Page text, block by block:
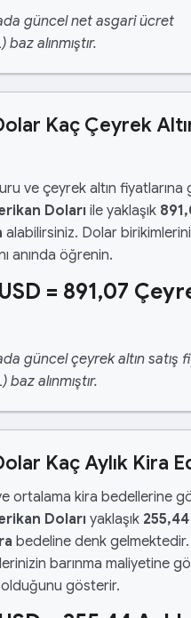
güncel net asgari ücret
baz alınmıştır.
Kaç Çeyrek
ve çeyrek altın fiyatlarına
Doları ile yaklaşık
alabilirsiniz. Dolar
anında öğrenin.
= 891,07
güncel çeyrek altın satış
alınmıştır.
Kaç Aylık Kira
ortalama kira bedellerine
Doları yaklaşık 255,44
bedeline denk gelmektedir.
barınma maliyetine
gösterir.